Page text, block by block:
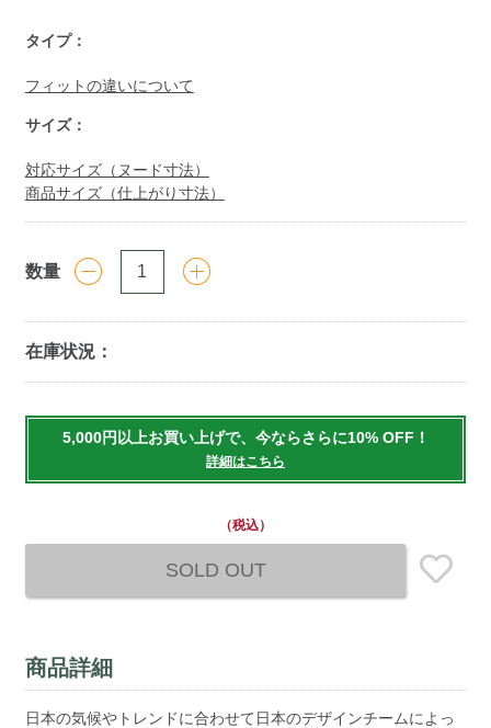
タイプ：
フィットの違いについて
サイズ：
対応サイズ（ヌード寸法）
商品サイズ（仕上がり寸法）
数量
在庫状況：
to
5,000円以上お買い上げで、今ならさらに10% OFF！
詳細はこちら
（税込）
SOLD OUT
商品詳細
日本の気候やトレンドに合わせて日本のデザインチームによっ